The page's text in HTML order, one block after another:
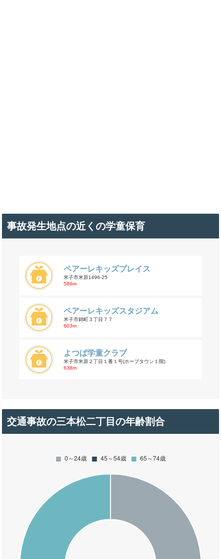
事故発生地点の近くの学童保育
ペアーレキッズプレイス
米子市米原1496-25
586m
ペアーレキッズスタジアム
米子市錦町３丁目７７
603m
よつば学童クラブ
米子市米原２丁目１番１号(ホープタウン１階)
638m
交通事故の三本松二丁目の年齢割合